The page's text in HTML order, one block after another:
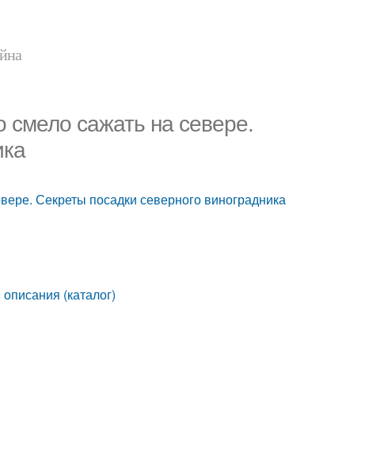
смело сажать на севере.
Секреты посадки северного виноградника
(каталог)